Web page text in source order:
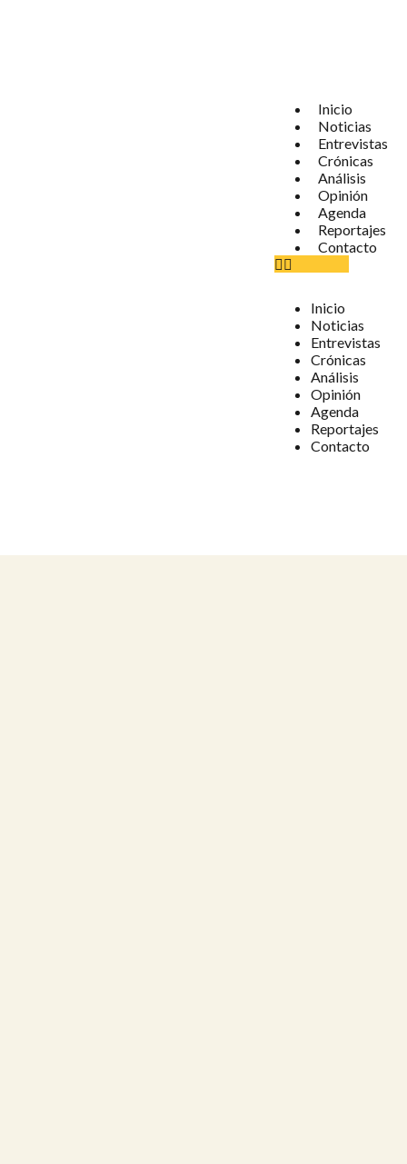
Inicio
Noticias
Entrevistas
Crónicas
Análisis
Opinión
Agenda
Reportajes
Contacto
Inicio
Noticias
Entrevistas
Crónicas
Análisis
Opinión
Agenda
Reportajes
Contacto